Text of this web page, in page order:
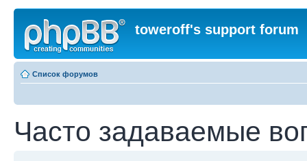
toweroff's support forum
Список форумов
Часто задаваемые